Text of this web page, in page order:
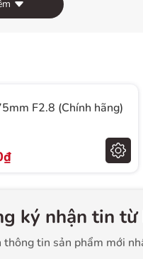
ED VR II
cũng được
ảnh do rung tay, đồng
F2.8 (Chính hãng)
ký nhận tin từ
thông tin sản phẩm mới